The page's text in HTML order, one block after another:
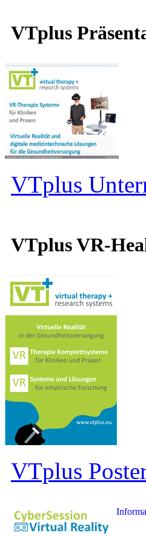
VTplus
VTplus
VTplus VR-
VTplus